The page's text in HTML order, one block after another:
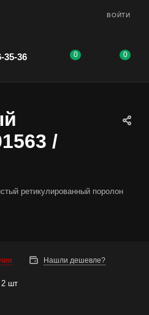
ВОЙТИ
35-36 0 0
/
ретикулированный поролон
Нашли дешевле?
2 шт